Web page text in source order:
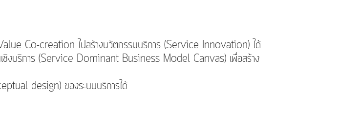
Value Co-creation ไปสร้างนวัตกรรมบริการ (Service Innovation) ได้
เชิงบริการ (Service Dominant Business Model Canvas) เพื่อสร้าง
design) ของระบบบริการได้